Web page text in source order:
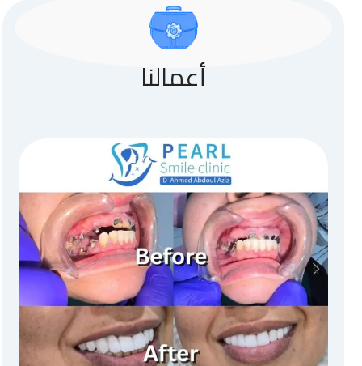
أعمالنا